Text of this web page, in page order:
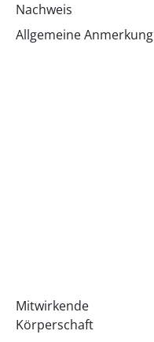
Nachweis
Allgemeine Anmerkung
Mitwirkende
Körperschaft